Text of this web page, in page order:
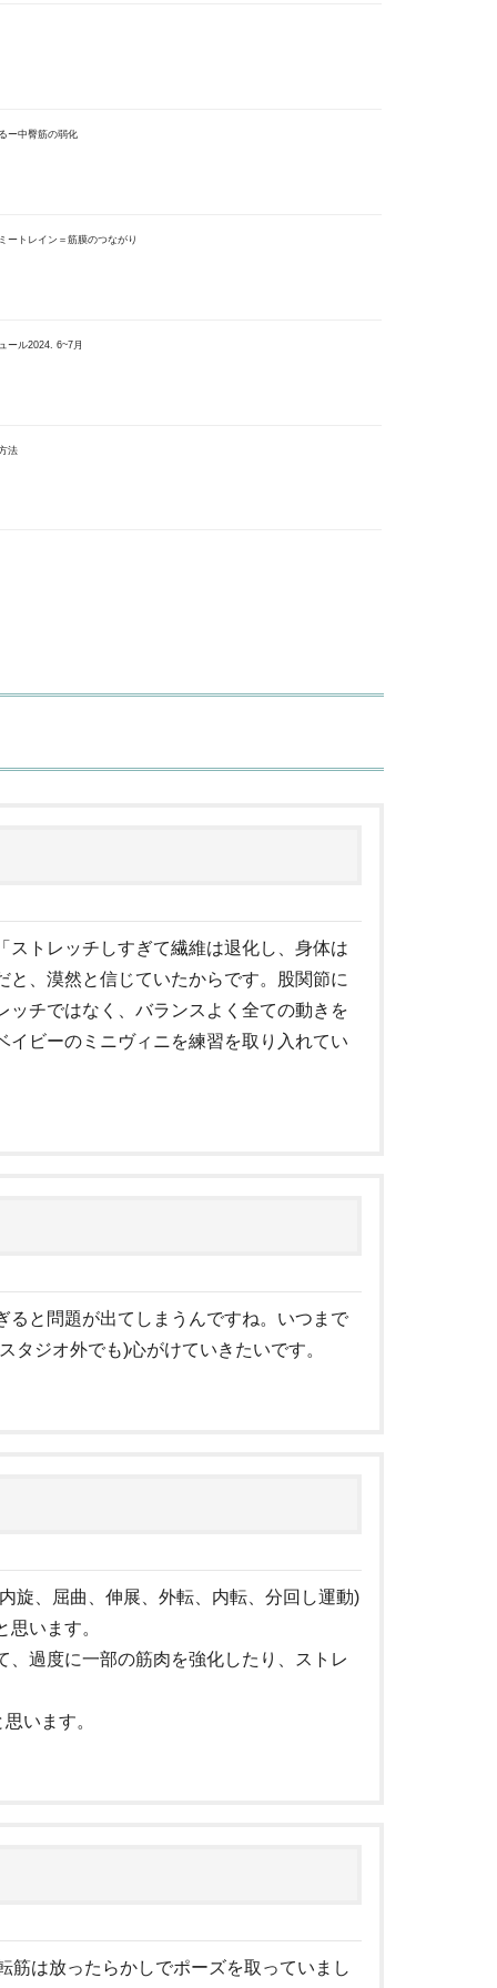
ー中臀筋の弱化
ートレイン＝筋膜のつながり
ール2024. 6~7月
法
トレッチしすぎて繊維は退化し、身体は
、漠然と信じていたからです。股関節に
チではなく、バランスよく全ての動きを
ビーのミニヴィニを練習を取り入れてい
ると問題が出てしまうんですね。いつまで
ジオ外でも)心がけていきたいです。
旋、屈曲、伸展、外転、内転、分回し運動)
います。
過度に一部の筋肉を強化したり、ストレ
います。
筋は放ったらかしでポーズを取っていまし